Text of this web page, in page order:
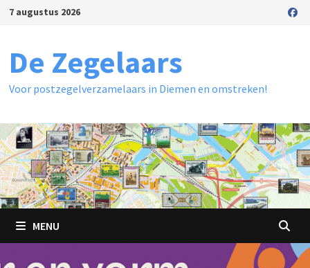
Ga
inhoud
7 augustus 2026
De Zegelaars
Voor postzegelverzamelaars in Diemen en omstreken!
MENU